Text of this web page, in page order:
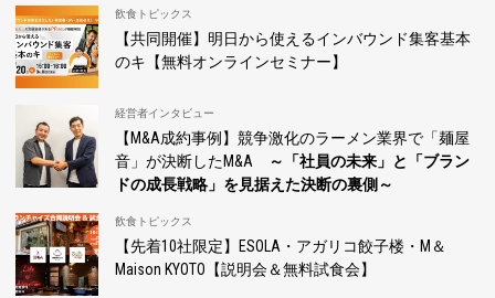
飲食トピックス
【共同開催】明日から使えるインバウンド集客基本
のキ【無料オンラインセミナー】
経営者インタビュー
【M&A成約事例】競争激化のラーメン業界で「麺屋
音」が決断したM&A
～「社員の未来」と「ブラン
ドの成長戦略」を見据えた決断の裏側～
飲食トピックス
【先着10社限定】ESOLA・アガリコ餃子楼・M＆
Maison KYOTO【説明会＆無料試食会】